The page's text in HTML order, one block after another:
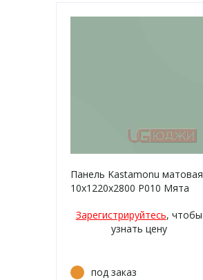
Панель Kastamonu матовая
10х1220х2800 P010 Мята
Зарегистрируйтесь, чтобы
узнать цену
под заказ